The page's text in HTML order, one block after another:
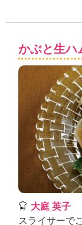
かぶと生ハ
大庭 英子
スライサーで